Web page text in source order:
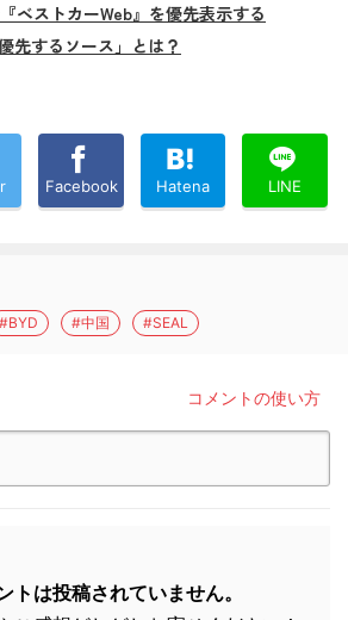
ベストカーWeb』を優先表示する
優先するソース」とは？
Facebook Hatena LINE
#BYD #中国 #SEAL
コメントの使い方
トは投稿されていません。